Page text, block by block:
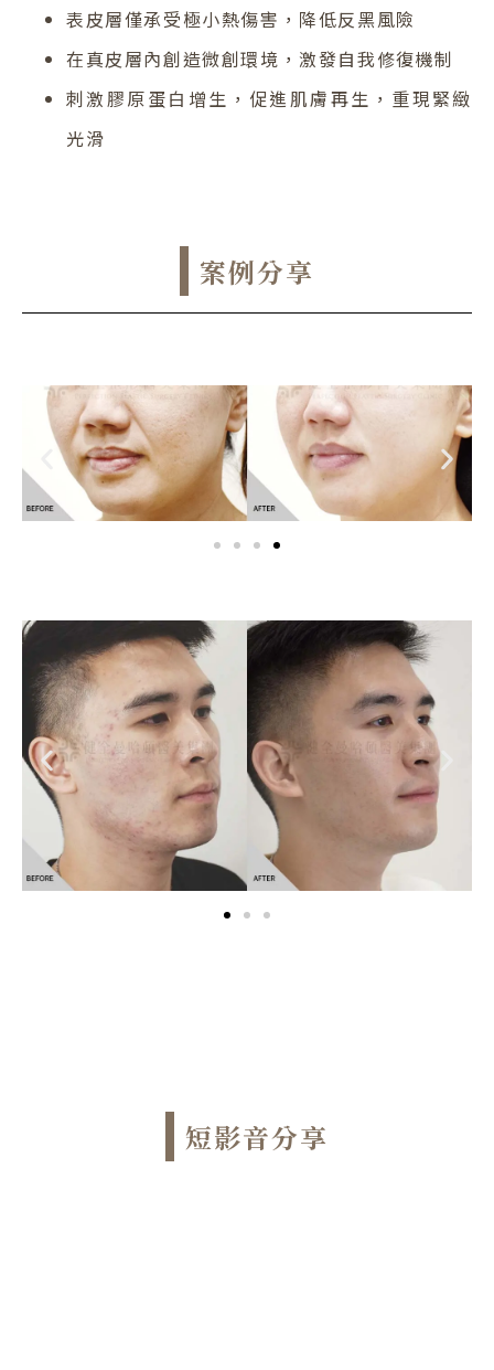
表皮層僅承受極小熱傷害，降低反黑風險
在真皮層內創造微創環境，激發自我修復機制
刺激膠原蛋白增生，促進肌膚再生，重現緊緻
光滑
案例分享
短影音分享